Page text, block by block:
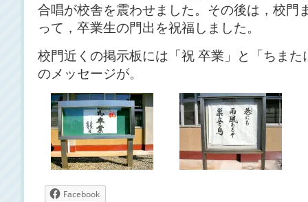
合唱が校舎を震わせました。その後は，校門
って，卒業生の門出を祝福しました。
校門近くの掲示板には「祝 卒業」と「ちま
のメッセージが。
Facebook